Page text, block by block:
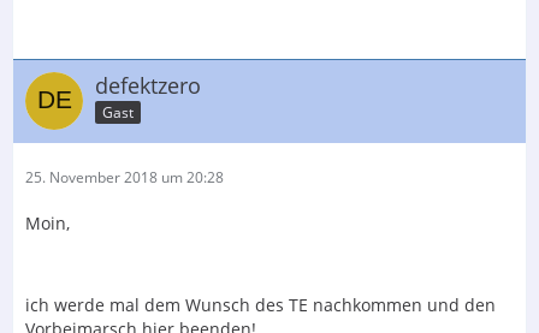
defektzero
Gast
25. November 2018 um 20:28
Moin,
ich werde mal dem Wunsch des TE nachkommen und den
Vorbeimarsch hier beenden!